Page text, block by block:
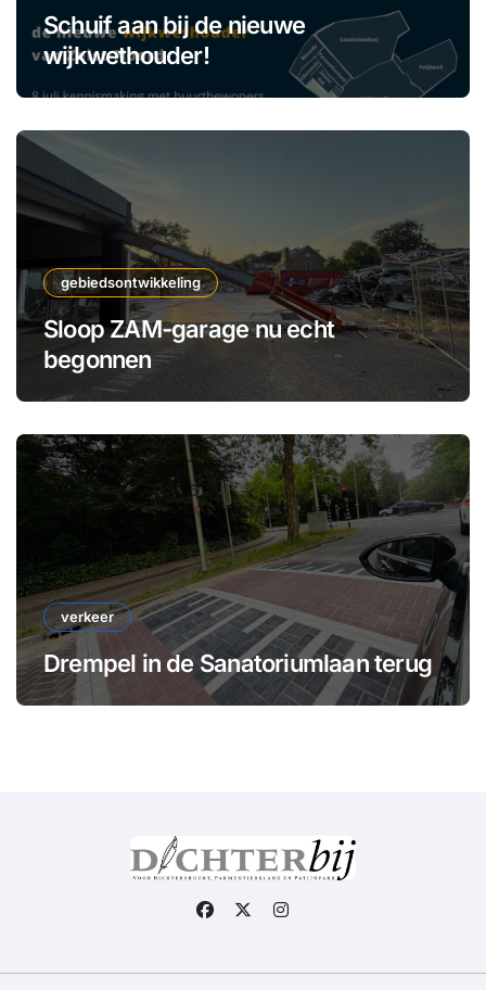
Schuif aan bij de nieuwe
wijkwethouder!
gebiedsontwikkeling
Sloop ZAM-garage nu echt
begonnen
verkeer
Drempel in de Sanatoriumlaan terug